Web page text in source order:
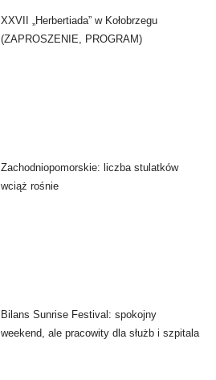
XXVII „Herbertiada” w Kołobrzegu
(ZAPROSZENIE, PROGRAM)
Zachodniopomorskie: liczba stulatków
wciąż rośnie
Bilans Sunrise Festival: spokojny
weekend, ale pracowity dla służb i szpitala